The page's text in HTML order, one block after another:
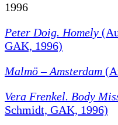
1996
Peter Doig. Homely
GAK, 1996)
Malmö – Amsterdam
Vera Frenkel. Body
Schmidt, GAK, 1996)